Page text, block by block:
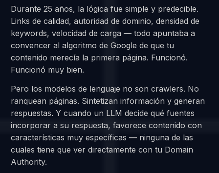
Durante 25 años, la lógica fue simple y predecible.
Links de calidad, autoridad de dominio, densidad de
keywords, velocidad de carga — todo apuntaba a
convencer al algoritmo de Google de que tu
contenido merecía la primera página. Funcionó.
Funcionó muy bien.
Pero los modelos de lenguaje no son crawlers. No
ranquean páginas. Sintetizan información y generan
respuestas. Y cuando un LLM decide qué fuentes
incorporar a su respuesta, favorece contenido con
características muy específicas — ninguna de las
cuales tiene que ver directamente con tu Domain
Authority.